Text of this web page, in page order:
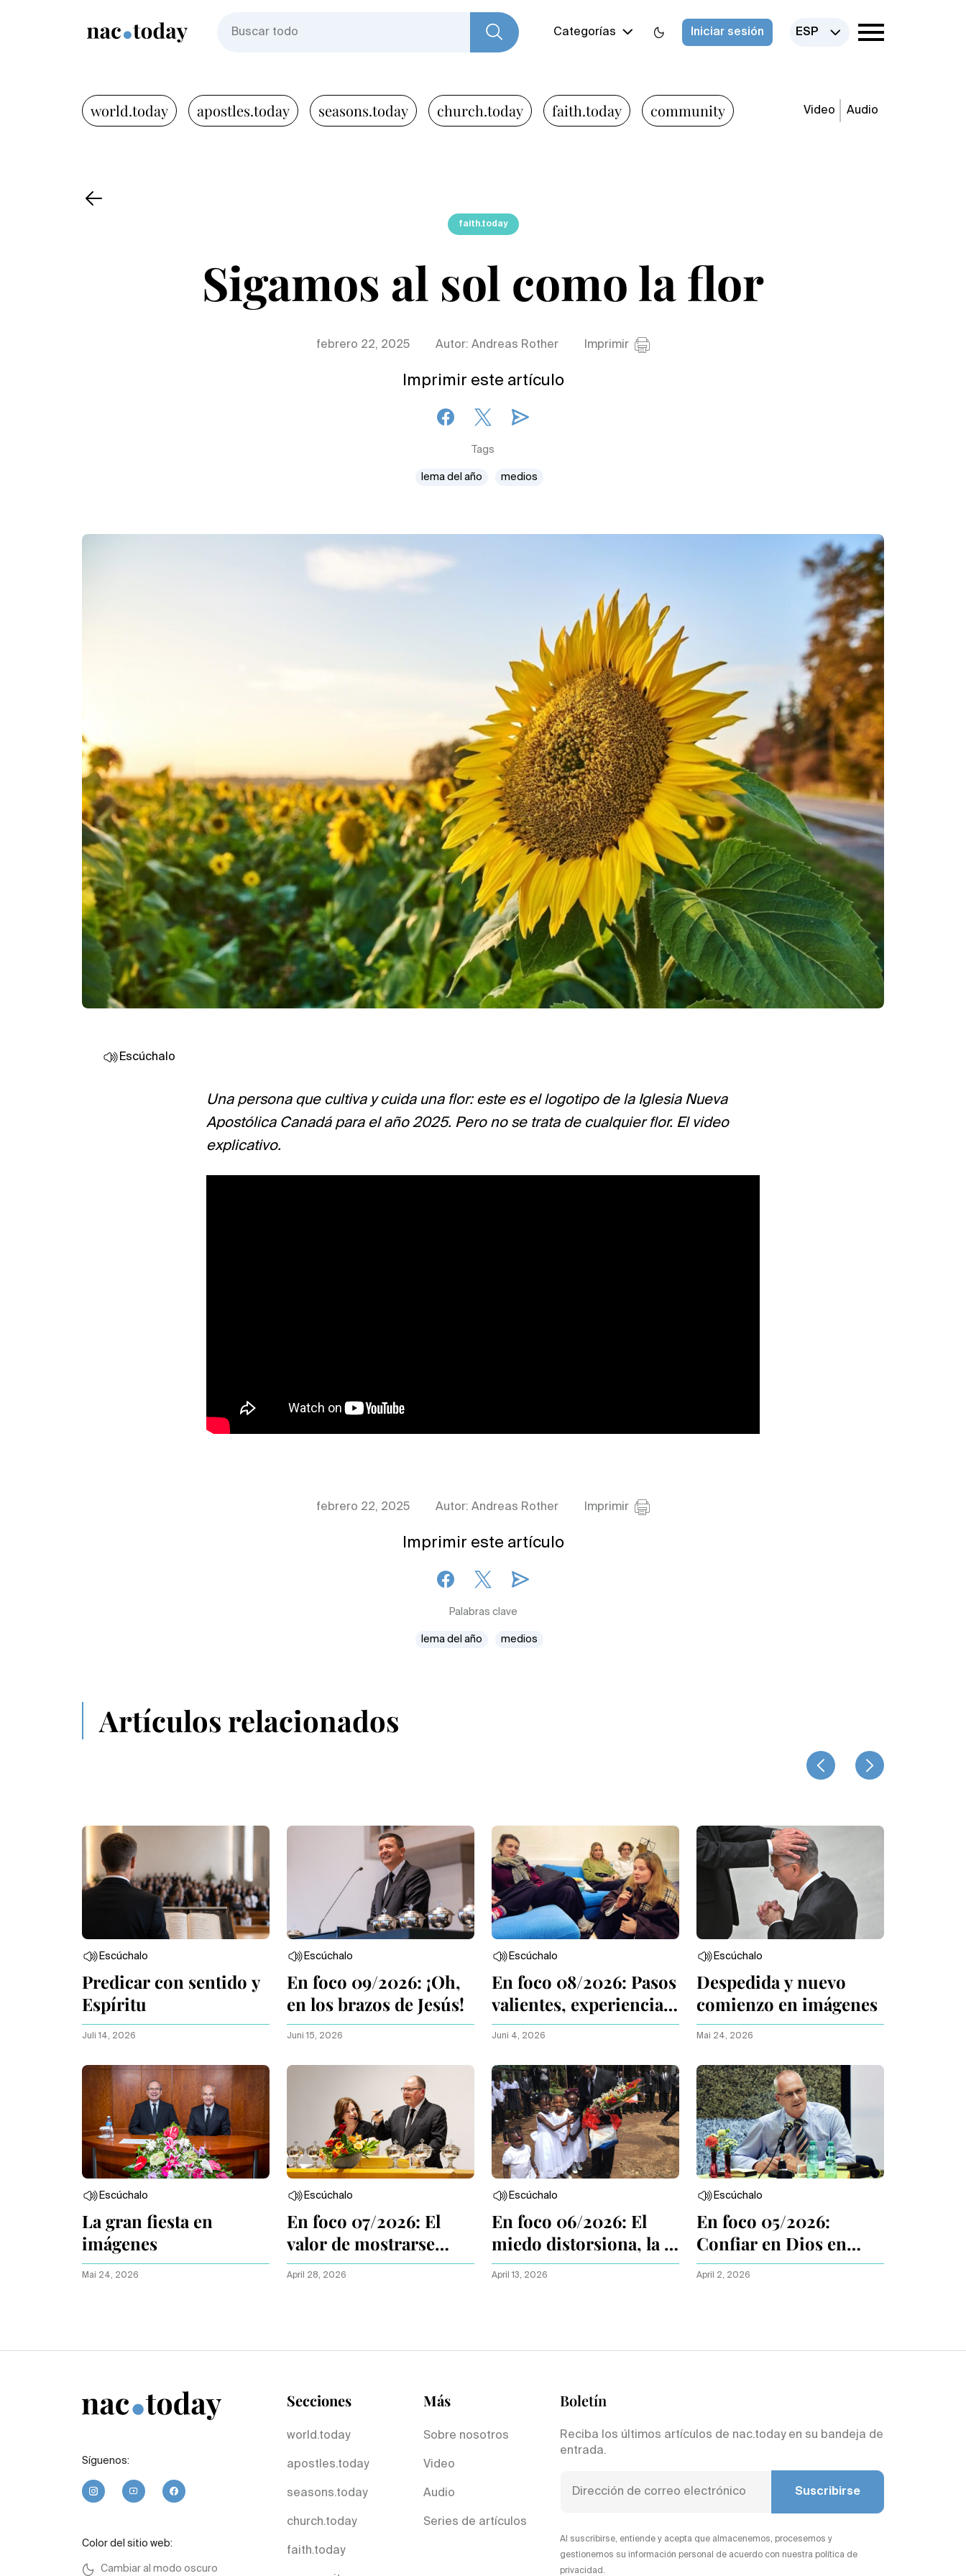
Categorías Iniciar sesión ESP
world.today apostles.today seasons.today church.today faith.today community Video Audio
faith.today
Sigamos al sol como la flor
febrero 22, 2025 Autor: Andreas Rother Imprimir
Imprimir este artículo
Tags
lema del año medios
Escúchalo
Una persona que cultiva y cuida una flor: este es el logotipo de la Iglesia Nueva
Apostólica Canadá para el año 2025. Pero no se trata de cualquier flor. El video
explicativo.
febrero 22, 2025 Autor: Andreas Rother Imprimir
Imprimir este artículo
Palabras clave
lema del año medios
Artículos relacionados
Escúchalo
Predicar con sentido y
Espíritu
Juli 14, 2026
Escúchalo
En foco 09/2026: ¡Oh,
en los brazos de Jesús!
Juni 15, 2026
Escúchalo
En foco 08/2026: Pasos
valientes, experiencias
intensas
Juni 4, 2026
Escúchalo
Despedida y nuevo
comienzo en imágenes
Mai 24, 2026
Escúchalo
La gran fiesta en
imágenes
Mai 24, 2026
Escúchalo
En foco 07/2026: El
valor de mostrarse
vulnerable
April 28, 2026
Escúchalo
En foco 06/2026: El
miedo distorsiona, la fe
aclara la visión
April 13, 2026
Escúchalo
En foco 05/2026:
Confiar en Dios en
todo
April 2, 2026
Síguenos:
Color del sitio web:
Cambiar al modo oscuro
Secciones
world.today
apostles.today
seasons.today
church.today
faith.today
Más
Sobre nosotros
Video
Audio
Series de artículos
Boletín
Reciba los últimos artículos de nac.today en su bandeja de
entrada.
Suscribirse
Al suscribirse, entiende y acepta que almacenemos, procesemos y
gestionemos su información personal de acuerdo con nuestra política de
privacidad.